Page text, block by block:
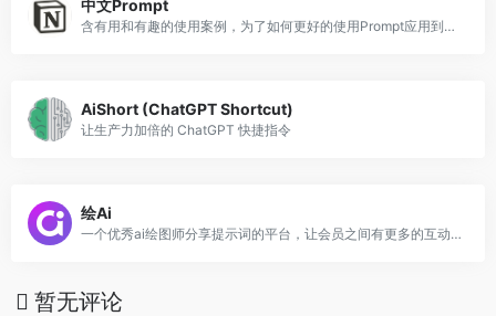
中文Prompt
含有用和有趣的使用案例，为了如何更好的使用Prompt应用到更多的场景
AiShort (ChatGPT Shortcut)
让生产力加倍的 ChatGPT 快捷指令
绘Ai
一个优秀ai绘图师分享提示词的平台，让会员之间有更多的互动更多的交流。
暂无评论